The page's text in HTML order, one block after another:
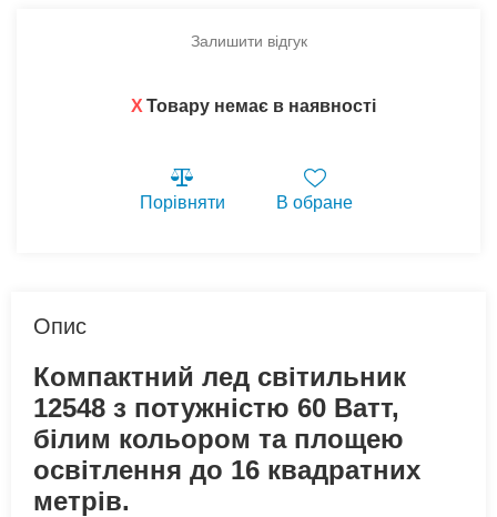
Залишити відгук
X Товару немає в наявності
Порівняти В обране
Опис
Компактний лед світильник
12548 з потужністю 60 Ватт,
білим кольором та площею
освітлення до 16 квадратних
метрів.